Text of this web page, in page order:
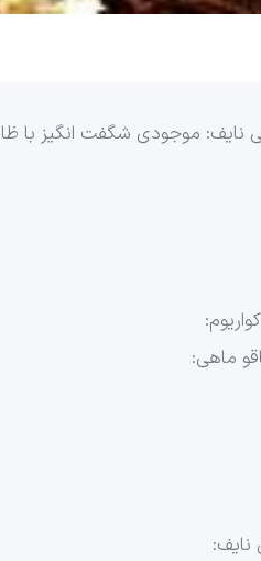
نایف: موجودی شگفت انگیز با
ماهی: